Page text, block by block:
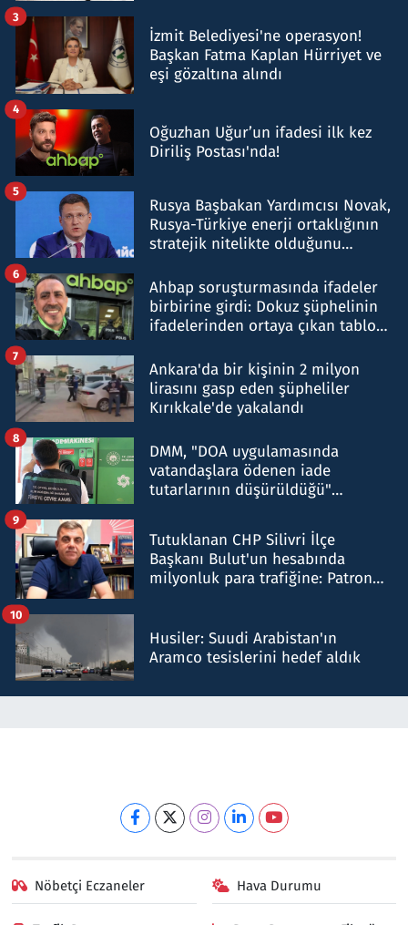
İzmit Belediyesi'ne operasyon!
Başkan Fatma Kaplan Hürriyet ve
eşi gözaltına alındı
3
Oğuzhan Uğur’un ifadesi ilk kez
Diriliş Postası'nda!
4
Rusya Başbakan Yardımcısı Novak,
Rusya-Türkiye enerji ortaklığının
stratejik nitelikte olduğunu
5
Ahbap soruşturmasında ifadeler
birbirine girdi: Dokuz şüphelinin
ifadelerinden ortaya çıkan tablo
6
Ankara'da bir kişinin 2 milyon
lirasını gasp eden şüpheliler
Kırıkkale'de yakalandı
7
DMM, "DOA uygulamasında
vatandaşlara ödenen iade
tutarlarının düşürüldüğü"
8
Tutuklanan CHP Silivri İlçe
Başkanı Bulut'un hesabında
milyonluk para trafiğine: Patron
9
Husiler: Suudi Arabistan'ın
Aramco tesislerini hedef aldık
10
Nöbetçi Eczaneler Hava Durumu